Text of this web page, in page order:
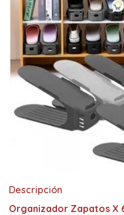
Descripción
Organizador Zapatos X